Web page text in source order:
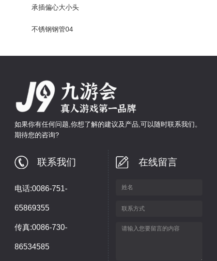
承插偏心大小头
不锈钢钢管04
如果你有任何问题,你想了解的建议及产品,可以随时联系我们。
期待您的咨询?
联系我们
电话:0086-751-
65869355
传真:0086-730-
86534585
在线留言